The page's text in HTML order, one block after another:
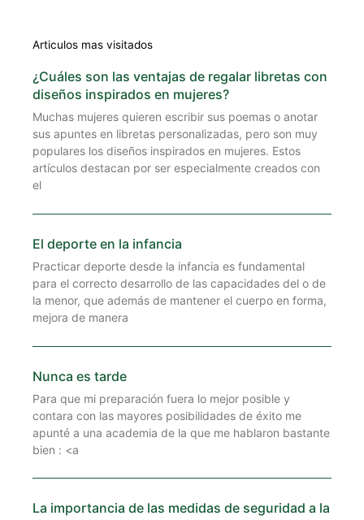
Articulos mas visitados
¿Cuáles son las ventajas de regalar libretas con
diseños inspirados en mujeres?
Muchas mujeres quieren escribir sus poemas o anotar
sus apuntes en libretas personalizadas, pero son muy
populares los diseños inspirados en mujeres. Estos
artículos destacan por ser especialmente creados con
el
El deporte en la infancia
Practicar deporte desde la infancia es fundamental
para el correcto desarrollo de las capacidades del o de
la menor, que además de mantener el cuerpo en forma,
mejora de manera
Nunca es tarde
Para que mi preparación fuera lo mejor posible y
contara con las mayores posibilidades de éxito me
apunté a una academia de la que me hablaron bastante
bien : <a
La importancia de las medidas de seguridad a la